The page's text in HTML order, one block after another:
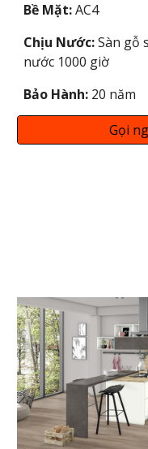
Bề Mặt:AC4
Chịu Nước:Sàn gỗ
nước 1000 giờ
Bảo Hành: 20 năm
Gọi